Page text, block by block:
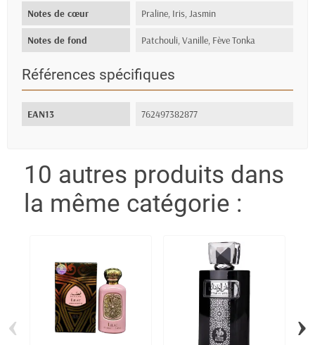
Notes de cœur Praline, Iris, Jasmin
Notes de fond Patchouli, Vanille, Fève Tonka
Références spécifiques
EAN13 762497382877
10 autres produits dans
la même catégorie :
‹ ›